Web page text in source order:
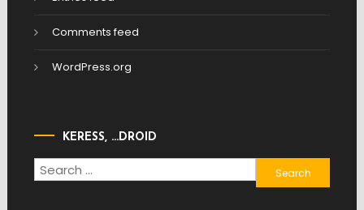
Comments feed
WordPress.org
KERESS, …DROID
Search
for: